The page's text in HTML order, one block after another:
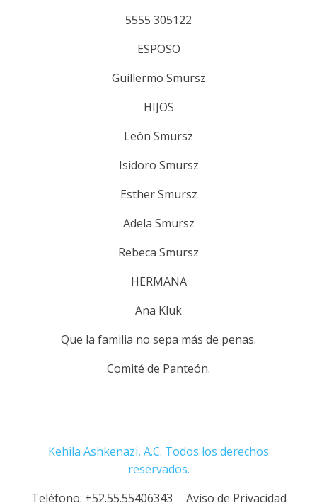
5555 305122
ESPOSO
Guillermo Smursz
HIJOS
León Smursz
Isidoro Smursz
Esther Smursz
Adela Smursz
Rebeca Smursz
HERMANA
Ana Kluk
Que la familia no sepa más de penas.
Comité de Panteón.
Kehila Ashkenazi, A.C. Todos los derechos
reservados.
Teléfono: +52.55.55406343 Aviso de Privacidad